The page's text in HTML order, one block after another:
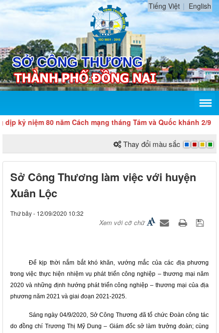
Tiếng Việt English
niệm 80 năm Cách mạng tháng Tám và Quốc khánh 2/9
Thay đổi màu sắc
Sở Công Thương làm việc với huyện
Xuân Lộc
Thứ bảy - 12/09/2020 10:32
Xem với cỡ chữ
Để kịp thời nắm bắt khó khăn, vướng mắc của các địa phương
trong việc thực hiện nhiệm vụ phát triển công nghiệp – thương mại năm
2020 và những định hướng phát triển công nghiệp – thương mại của địa
phương năm 2021 và giai đoạn 2021-2025.
Sáng ngày 04/9/2020, Sở Công Thương đã tổ chức Đoàn công tác
do đồng chí Trương Thị Mỹ Dung – Giámđốcsở làm trưởng đoàn; cùng